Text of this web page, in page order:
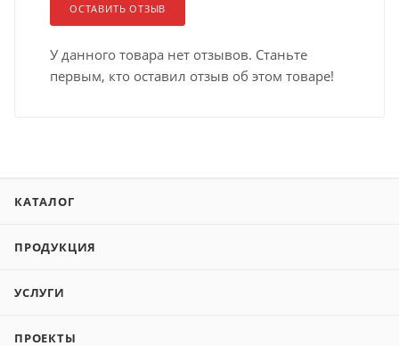
ОСТАВИТЬ ОТЗЫВ
У данного товара нет отзывов. Станьте
первым, кто оставил отзыв об этом товаре!
КАТАЛОГ
ПРОДУКЦИЯ
УСЛУГИ
ПРОЕКТЫ